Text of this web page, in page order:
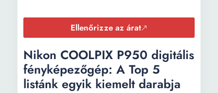
Kijelző átmérő: 3 inch
Alapértelmezett
beállítások:
Portré Tájkép Éjszaka
Funkciók:
Autofókusz Önidőzítő
Ellenőrizze az árat
Nikon COOLPIX P950 digitális
fényképezőgép: A Top 5
listánk egyik kiemelt darabja